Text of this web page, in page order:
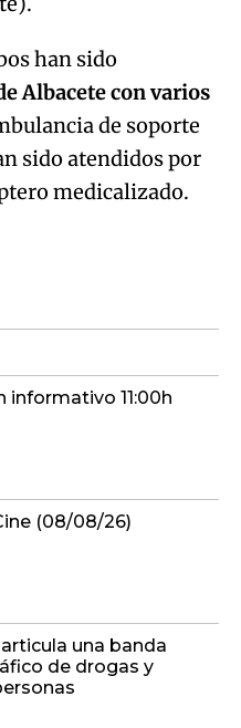
han sido
Albacete con varios
de soporte
sido atendidos por
medicalizado.
informativo 11:00h
(08/08/26)
una banda
de drogas y